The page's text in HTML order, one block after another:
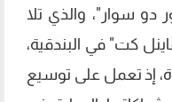
دو سوار"، والذي تلا
كت" في البندقية،
إذ تعمل على توسيع